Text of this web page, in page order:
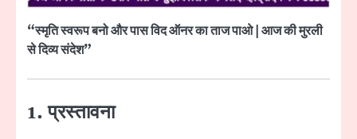
“स्मृति स्वरूप बनो और पास विद ऑनर का ताज पाओ | आज की मुरली
से दिव्य संदेश”
1. प्रस्तावना